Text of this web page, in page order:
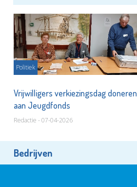
Politiek
Vrijwilligers verkiezingsdag doneren
aan Jeugdfonds
Redactie - 07-04-2026
Bedrijven